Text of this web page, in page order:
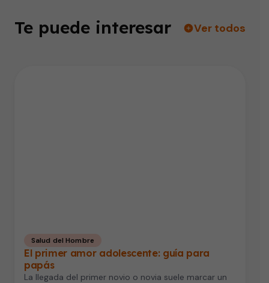
Te puede interesar Ver todos
Salud del Hombre
El primer amor adolescente: guía para
papás
La llegada del primer novio o novia suele marcar un